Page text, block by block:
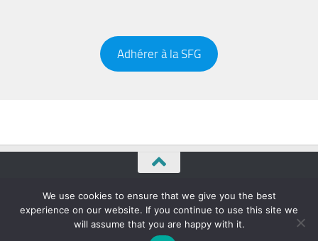
Adhérer à la SFG
Société Française de Génétique © 2026. Tous droits réservés.
We use cookies to ensure that we give you the best
experience on our website. If you continue to use this site we
will assume that you are happy with it.